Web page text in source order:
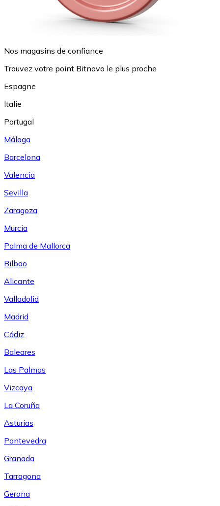
Nos magasins de confiance
Trouvez votre point Bitnovo le plus proche
Espagne
Italie
Portugal
Málaga
Barcelona
Valencia
Sevilla
Zaragoza
Murcia
Palma de Mallorca
Bilbao
Alicante
Valladolid
Madrid
Cádiz
Baleares
Las Palmas
Vizcaya
La Coruña
Asturias
Pontevedra
Granada
Tarragona
Gerona